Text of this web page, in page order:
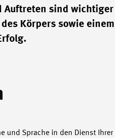
Auftreten sind
Körpers sowie
und Sprache in den Dienst